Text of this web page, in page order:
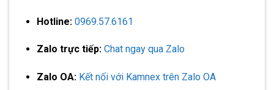
Hotline: 0969.57.6161
Zalo trực tiếp: Chat ngay qua Zalo
Zalo OA: Kết nối với Kamnex trên Zalo OA